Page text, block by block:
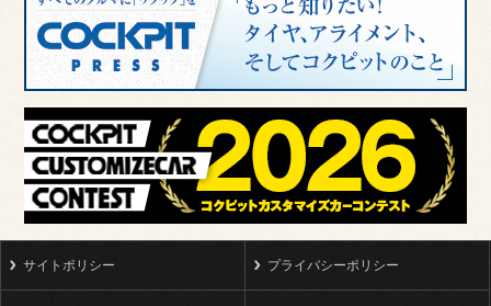
サイトポリシー プライバシーポリシー